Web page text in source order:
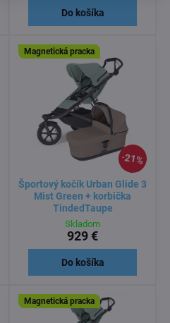
Do košíka
21%
Magnetická pracka
Športový kočík Urban Glide 3
Mist Green + korbička
TindedTaupe
Skladom
929 €
Do košíka
Magnetická pracka